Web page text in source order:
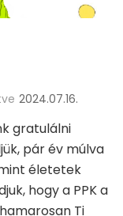
2024.07.16.
gratulálni
pár év múlva
életetek
hogy a PPK a
Ti